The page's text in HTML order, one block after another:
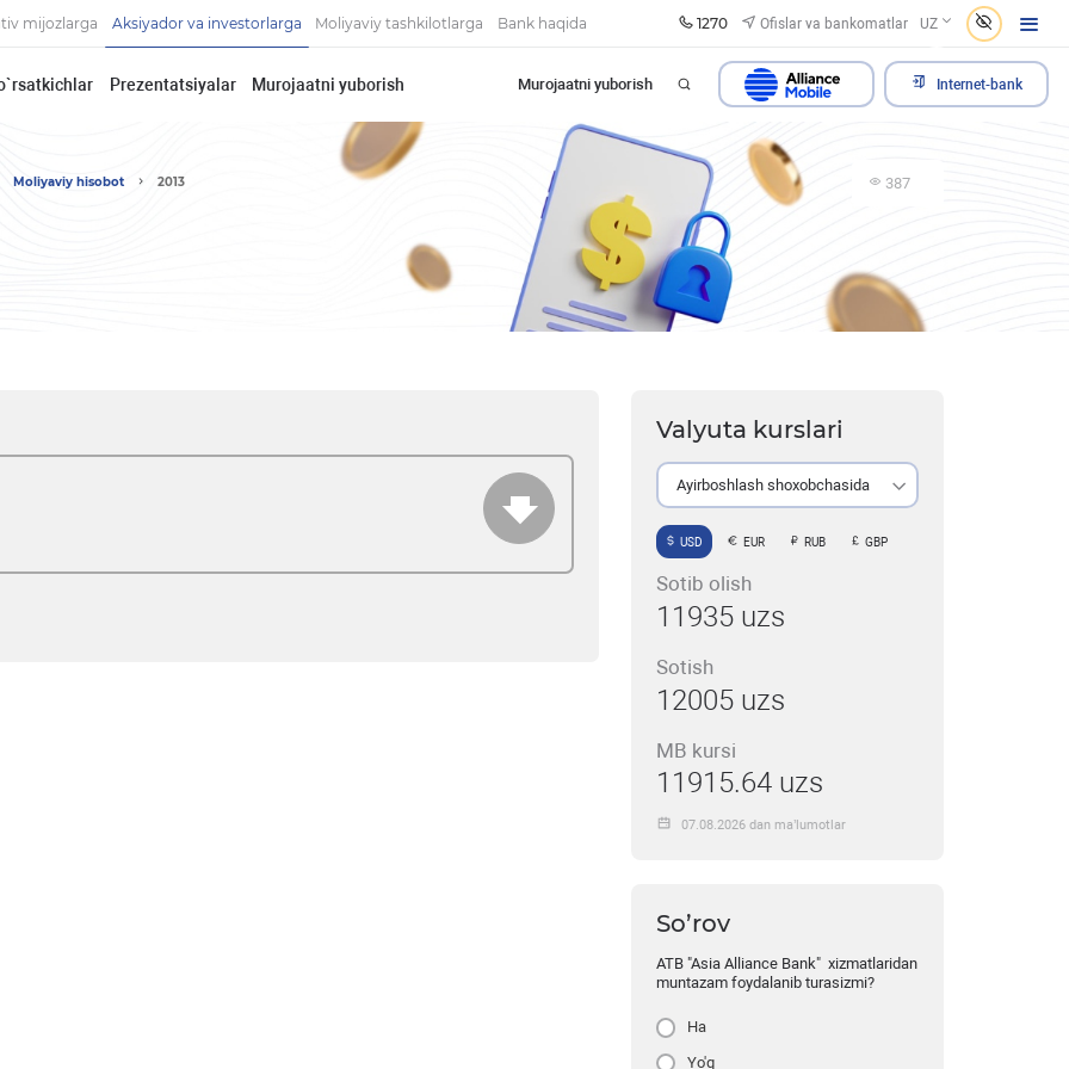
mijozlarga Aksiyador va investorlarga Moliyaviy tashkilotlarga Bank haqida 1270 Ofislar va bankomatlar UZ
Prezentatsiyalar Murojaatni yuborish Murojaatni yuborish Internet-bank
Moliyaviy hisobot 2013 387
Valyuta kurslari
Ayirboshlash shoxobchasida
USD EUR RUB GBP
Sotib olish
11935 uzs
Sotish
12005 uzs
MB kursi
11915.64 uzs
07.08.2026 dan ma’lumotlar
So’rov
ATB "Asia Alliance Bank" xizmatlaridan
muntazam foydalanib turasizmi?
Ha
Yo'q